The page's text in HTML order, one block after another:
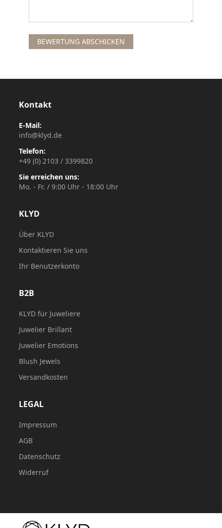
BEWERTUNG ABSCHICKEN
Kontakt
E-Mail:
info@klyd.de
Telefon:
+49 (0) 2103 / 3399820
Sie erreichen uns:
Mo. - Fr. / 9:00 Uhr - 18:00 Uhr
KLYD
Über KLYD
Kontaktieren Sie uns
Ihr Benutzerkonto
B2B
KLYD für Juweliere
Juwelier Brillant
Juwelier Emotions
Blush Jewels
Versandkosten
LEGAL
Impressum
AGB
Datenschutz
Widerruf